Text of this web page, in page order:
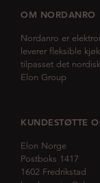
OM NORDANRO
Nordanro er
leverer fleksible
tilpasset det
Elon Group
KUNDESTØTTE
Elon Norge
Postboks 1417
1602 Fredrikstad